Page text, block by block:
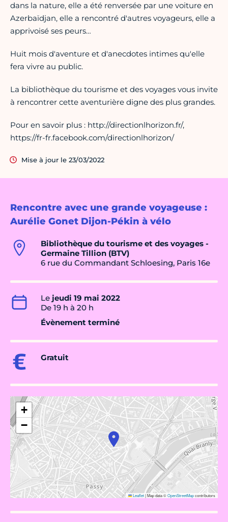
Rencontre avec une grande voyageuse :
Aurélie Gonet Dijon-Pékin à vélo
Bibliothèque du tourisme et des voyages -
Germaine Tillion (BTV)
6 rue du Commandant Schloesing, Paris 16e
Le jeudi 19 mai 2022
De 19 h à 20 h
Évènement terminé
Gratuit
+
−
Leaflet|Map data ©OpenStreetMapcontributors
dans la nature, elle a été renversée par une voiture en
Azerbaïdjan, elle a rencontré d'autres voyageurs, elle a
apprivoisé ses peurs…
Huit mois d'aventure et d'anecdotes intimes qu'elle
fera vivre au public.
La bibliothèque du tourisme et des voyages vous invite
à rencontrer cette aventurière digne des plus grandes.
Pour en savoir plus : http://directionlhorizon.fr/,
https://fr-fr.facebook.com/directionlhorizon/
Mise à jour le 23/03/2022